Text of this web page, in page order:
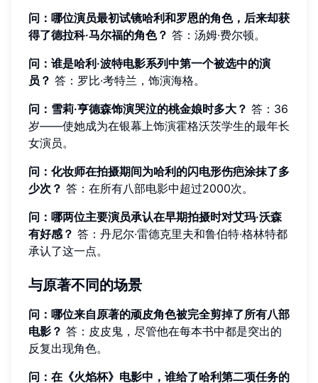
问：哪位演员最初试镜哈利和罗恩的角色，后来却获
得了德拉科·马尔福的角色？ 答：汤姆·费尔顿。
问：谁是哈利·波特电影系列中第一个被选中的演
员？ 答：罗比·考特兰，饰演海格。
问：雪莉·亨德森饰演哭泣的桃金娘时多大？ 答：36
岁——使她成为在银幕上饰演霍格沃茨学生的最年长
女演员。
问：化妆师在拍摄期间为哈利的闪电形伤疤涂抹了多
少次？ 答：在所有八部电影中超过2000次。
问：哪两位主要演员承认在早期拍摄时对艾玛·沃森
有好感？ 答：丹尼尔·雷德克里夫和鲁伯特·格林特都
承认了这一点。
与原著不同的场景
问：哪位来自原著的顽皮角色被完全剪掉了所有八部
电影？ 答：皮皮鬼，尽管他在每本书中都是突出的
反复出现角色。
问：在《火焰杯》电影中，谁给了哈利第二项任务的